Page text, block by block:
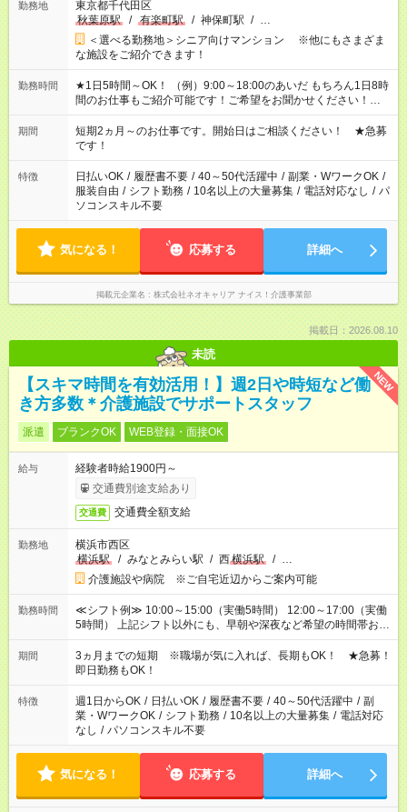
勤務地
東京都千代田区
秋葉原駅
/ 有楽町駅 / 神保町駅 / …
＜選べる勤務地＞シニア向けマンション ※他にもさまざま
な施設をご紹介できます！
勤務時間
★1日5時間～OK！ （例）9:00～18:00のあいだ もちろん1日8時
間のお仕事もご紹介可能です！ご希望をお聞かせください！★家
庭の都合でお休みが必要な場合も遠慮なくご相談ください。 ※
週最低15時間以上の勤務が必要です
期間
短期2ヵ月～のお仕事です。開始日はご相談ください！ ★急募
です！
特徴 日払いOK / 履歴書不要 / 40～50代活躍中 / 副業・WワークOK /
服装自由 / シフト勤務 / 10名以上の大量募集 / 電話対応なし / パ
ソコンスキル不要
気になる！ 応募する 詳細へ
掲載元企業名 株式会社ネオキャリア ナイス！介護事業部
掲載日：2026.08.10
未読
NEW
【スキマ時間を有効活用！】週2日や時短など働
き方多数＊介護施設でサポートスタッフ
派遣 ブランクOK WEB登録・面接OK
給与
経験者時給1900円～
交通費別途支給あり
交通費 交通費全額支給
勤務地
横浜市西区
横浜駅
/ みなとみらい駅 / 西横浜駅 / …
介護施設や病院 ※ご自宅近辺からご案内可能
勤務時間
≪シフト例≫ 10:00～15:00（実働5時間） 12:00～17:00（実働
5時間） 上記シフト以外にも、早朝や深夜など希望の時間帯お聞
かせください！ 事前に担当からヒアリングもしますので、ご安
心ください！
期間
3ヵ月までの短期 ※職場が気に入れば、長期もOK！ ★急募！
即日勤務もOK！
特徴 週1日からOK / 日払いOK / 履歴書不要 / 40～50代活躍中 / 副
業・WワークOK / シフト勤務 / 10名以上の大量募集 / 電話対応
なし / パソコンスキル不要
気になる！ 応募する 詳細へ